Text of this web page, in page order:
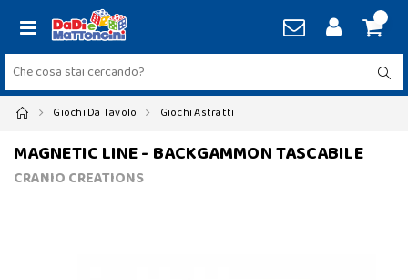
Giochi Da Tavolo Giochi Astratti
MAGNETIC LINE - BACKGAMMON TASCABILE
CRANIO CREATIONS